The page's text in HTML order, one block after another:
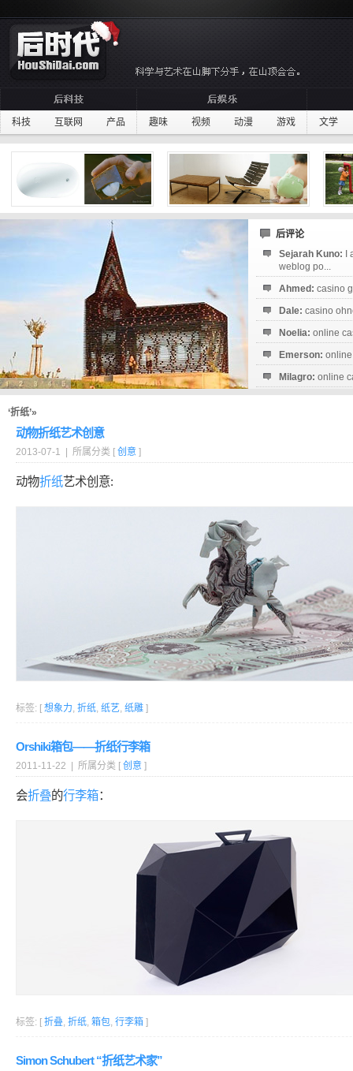
科技 互联网 产品 趣味 视频 动漫 游戏 文学
后评论
Sejarah Kuno:
weblog po...
Ahmed: casino
Dale: casino
Noelia: online
Emerson:
Milagro: online
‘折纸’»
动物折纸艺术创意
2013-07-1 | 所属分类 [ 创意 ]
动物折纸艺术创意:
标签: [ 想象力, 折纸, 纸艺, 纸雕 ]
Orshiki箱包——折纸行李箱
2011-11-22 | 所属分类 [ 创意 ]
会折叠的行李箱：
标签: [ 折叠, 折纸, 箱包, 行李箱 ]
Simon Schubert “折纸艺术家”